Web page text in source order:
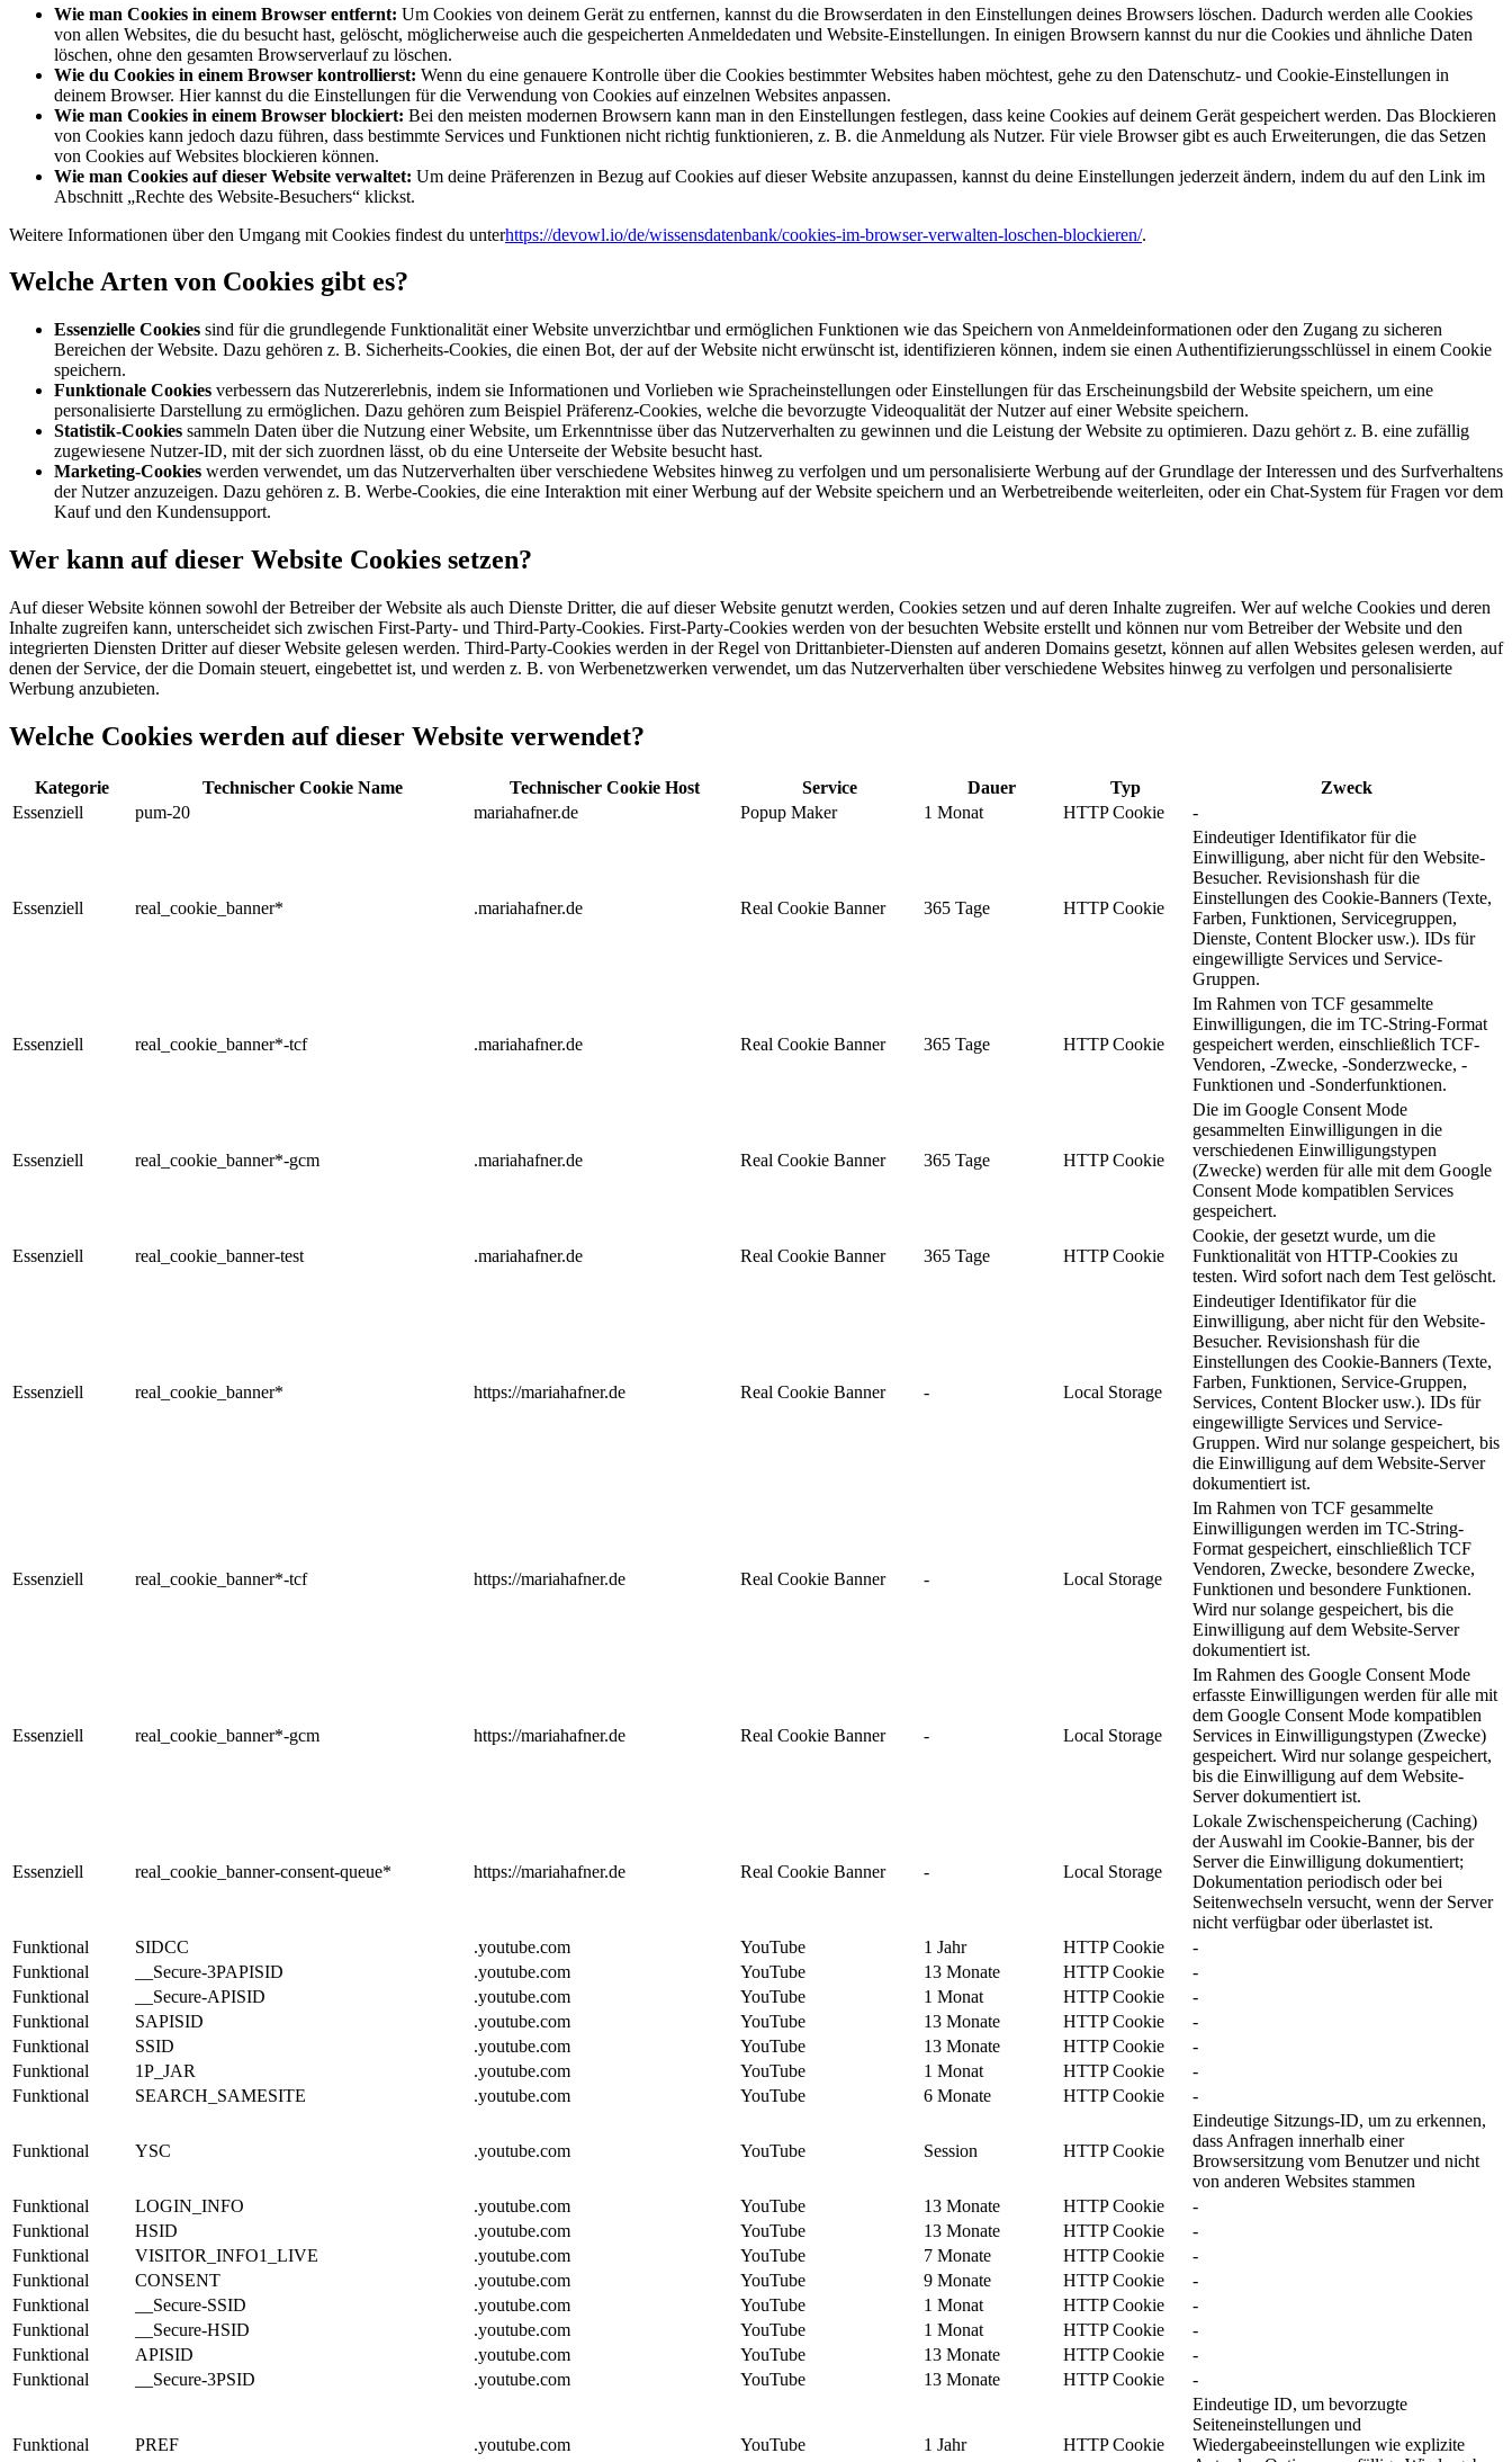
Wie man Cookies in einem Browser entfernt: Um Cookies von deinem Gerät zu entfernen, kannst du die Browserdaten in den Einstellungen deines Browsers löschen. Dadurch werden alle Cookies
von allen Websites, die du besucht hast, gelöscht, möglicherweise auch die gespeicherten Anmeldedaten und Website-Einstellungen. In einigen Browsern kannst du nur die Cookies und ähnliche Daten
löschen, ohne den gesamten Browserverlauf zu löschen.
Wie du Cookies in einem Browser kontrollierst: Wenn du eine genauere Kontrolle über die Cookies bestimmter Websites haben möchtest, gehe zu den Datenschutz- und Cookie-Einstellungen in
deinem Browser. Hier kannst du die Einstellungen für die Verwendung von Cookies auf einzelnen Websites anpassen.
Wie man Cookies in einem Browser blockiert: Bei den meisten modernen Browsern kann man in den Einstellungen festlegen, dass keine Cookies auf deinem Gerät gespeichert werden. Das Blockieren
von Cookies kann jedoch dazu führen, dass bestimmte Services und Funktionen nicht richtig funktionieren, z. B. die Anmeldung als Nutzer. Für viele Browser gibt es auch Erweiterungen, die das Setzen
von Cookies auf Websites blockieren können.
Wie man Cookies auf dieser Website verwaltet: Um deine Präferenzen in Bezug auf Cookies auf dieser Website anzupassen, kannst du deine Einstellungen jederzeit ändern, indem du auf den Link im
Abschnitt „Rechte des Website-Besuchers“ klickst.
Weitere Informationen über den Umgang mit Cookies findest du unterhttps://devowl.io/de/wissensdatenbank/cookies-im-browser-verwalten-loschen-blockieren/.
Welche Arten von Cookies gibt es?
Essenzielle Cookies sind für die grundlegende Funktionalität einer Website unverzichtbar und ermöglichen Funktionen wie das Speichern von Anmeldeinformationen oder den Zugang zu sicheren
Bereichen der Website. Dazu gehören z. B. Sicherheits-Cookies, die einen Bot, der auf der Website nicht erwünscht ist, identifizieren können, indem sie einen Authentifizierungsschlüssel in einem Cookie
speichern.
Funktionale Cookies verbessern das Nutzererlebnis, indem sie Informationen und Vorlieben wie Spracheinstellungen oder Einstellungen für das Erscheinungsbild der Website speichern, um eine
personalisierte Darstellung zu ermöglichen. Dazu gehören zum Beispiel Präferenz-Cookies, welche die bevorzugte Videoqualität der Nutzer auf einer Website speichern.
Statistik-Cookies sammeln Daten über die Nutzung einer Website, um Erkenntnisse über das Nutzerverhalten zu gewinnen und die Leistung der Website zu optimieren. Dazu gehört z. B. eine zufällig
zugewiesene Nutzer-ID, mit der sich zuordnen lässt, ob du eine Unterseite der Website besucht hast.
Marketing-Cookies werden verwendet, um das Nutzerverhalten über verschiedene Websites hinweg zu verfolgen und um personalisierte Werbung auf der Grundlage der Interessen und des Surfverhaltens
der Nutzer anzuzeigen. Dazu gehören z. B. Werbe-Cookies, die eine Interaktion mit einer Werbung auf der Website speichern und an Werbetreibende weiterleiten, oder ein Chat-System für Fragen vor dem
Kauf und den Kundensupport.
Wer kann auf dieser Website Cookies setzen?
Auf dieser Website können sowohl der Betreiber der Website als auch Dienste Dritter, die auf dieser Website genutzt werden, Cookies setzen und auf deren Inhalte zugreifen. Wer auf welche Cookies und deren
Inhalte zugreifen kann, unterscheidet sich zwischen First-Party- und Third-Party-Cookies. First-Party-Cookies werden von der besuchten Website erstellt und können nur vom Betreiber der Website und den
integrierten Diensten Dritter auf dieser Website gelesen werden. Third-Party-Cookies werden in der Regel von Drittanbieter-Diensten auf anderen Domains gesetzt, können auf allen Websites gelesen werden, auf
denen der Service, der die Domain steuert, eingebettet ist, und werden z. B. von Werbenetzwerken verwendet, um das Nutzerverhalten über verschiedene Websites hinweg zu verfolgen und personalisierte
Werbung anzubieten.
Welche Cookies werden auf dieser Website verwendet?
Kategorie Technischer Cookie Name Technischer Cookie Host Service Dauer Typ
Zweck
Essenziell
pum-20 mariahafner.de Popup Maker 1 Monat HTTP Cookie -
Essenziell real_cookie_banner* .mariahafner.de Real Cookie Banner 365 Tage HTTP Cookie
Eindeutiger Identifikator für die
Einwilligung, aber nicht für den Website-
Besucher. Revisionshash für die
Einstellungen des Cookie-Banners (Texte,
Farben, Funktionen, Servicegruppen,
Dienste, Content Blocker usw.). IDs für
eingewilligte Services und Service-
Gruppen.
Essenziell real_cookie_banner*-tcf .mariahafner.de Real Cookie Banner 365 Tage HTTP Cookie
Im Rahmen von TCF gesammelte
Einwilligungen, die im TC-String-Format
gespeichert werden, einschließlich TCF-
Vendoren, -Zwecke, -Sonderzwecke, -
Funktionen und -Sonderfunktionen.
Essenziell real_cookie_banner*-gcm .mariahafner.de Real Cookie Banner 365 Tage HTTP Cookie
Die im Google Consent Mode
gesammelten Einwilligungen in die
verschiedenen Einwilligungstypen
(Zwecke) werden für alle mit dem Google
Consent Mode kompatiblen Services
gespeichert.
Essenziell real_cookie_banner-test .mariahafner.de Real Cookie Banner 365 Tage HTTP Cookie
Cookie, der gesetzt wurde, um die
Funktionalität von HTTP-Cookies zu
testen. Wird sofort nach dem Test gelöscht.
Essenziell real_cookie_banner* https://mariahafner.de Real Cookie Banner - Local Storage
Eindeutiger Identifikator für die
Einwilligung, aber nicht für den Website-
Besucher. Revisionshash für die
Einstellungen des Cookie-Banners (Texte,
Farben, Funktionen, Service-Gruppen,
Services, Content Blocker usw.). IDs für
eingewilligte Services und Service-
Gruppen. Wird nur solange gespeichert, bis
die Einwilligung auf dem Website-Server
dokumentiert ist.
Essenziell real_cookie_banner*-tcf https://mariahafner.de Real Cookie Banner - Local Storage
Im Rahmen von TCF gesammelte
Einwilligungen werden im TC-String-
Format gespeichert, einschließlich TCF
Vendoren, Zwecke, besondere Zwecke,
Funktionen und besondere Funktionen.
Wird nur solange gespeichert, bis die
Einwilligung auf dem Website-Server
dokumentiert ist.
Essenziell real_cookie_banner*-gcm https://mariahafner.de Real Cookie Banner - Local Storage
Im Rahmen des Google Consent Mode
erfasste Einwilligungen werden für alle mit
dem Google Consent Mode kompatiblen
Services in Einwilligungstypen (Zwecke)
gespeichert. Wird nur solange gespeichert,
bis die Einwilligung auf dem Website-
Server dokumentiert ist.
Essenziell real_cookie_banner-consent-queue* https://mariahafner.de Real Cookie Banner - Local Storage
Lokale Zwischenspeicherung (Caching)
der Auswahl im Cookie-Banner, bis der
Server die Einwilligung dokumentiert;
Dokumentation periodisch oder bei
Seitenwechseln versucht, wenn der Server
nicht verfügbar oder überlastet ist.
Funktional
SIDCC .youtube.com YouTube 1 Jahr HTTP Cookie
-
Funktional
__Secure-3PAPISID .youtube.com YouTube 13 Monate HTTP Cookie
-
Funktional
__Secure-APISID .youtube.com YouTube 1 Monat HTTP Cookie
-
Funktional
SAPISID .youtube.com YouTube 13 Monate HTTP Cookie
-
Funktional
SSID .youtube.com YouTube 13 Monate HTTP Cookie
-
Funktional
1P_JAR .youtube.com YouTube 1 Monat HTTP Cookie
-
Funktional
SEARCH_SAMESITE .youtube.com YouTube 6 Monate HTTP Cookie -
Funktional YSC .youtube.com YouTube Session HTTP Cookie
Eindeutige Sitzungs-ID, um zu erkennen,
dass Anfragen innerhalb einer
Browsersitzung vom Benutzer und nicht
von anderen Websites stammen
Funktional
LOGIN_INFO .youtube.com YouTube 13 Monate HTTP Cookie
-
Funktional
HSID .youtube.com YouTube 13 Monate HTTP Cookie
-
Funktional
VISITOR_INFO1_LIVE .youtube.com YouTube 7 Monate HTTP Cookie
-
Funktional
CONSENT .youtube.com YouTube 9 Monate HTTP Cookie
-
Funktional
__Secure-SSID .youtube.com YouTube 1 Monat HTTP Cookie
-
Funktional
__Secure-HSID .youtube.com YouTube 1 Monat HTTP Cookie
-
Funktional
APISID .youtube.com YouTube 13 Monate HTTP Cookie
-
Funktional
__Secure-3PSID .youtube.com YouTube 13 Monate HTTP Cookie -
Funktional PREF .youtube.com YouTube 1 Jahr HTTP Cookie
Eindeutige ID, um bevorzugte
Seiteneinstellungen und
Wiedergabeeinstellungen wie explizite